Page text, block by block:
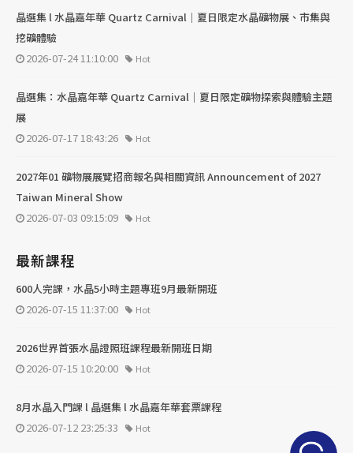
晶選集 l 水晶嘉年華 Quartz Carnival｜夏日限定水晶礦物展、市集與
挖礦體驗
2026-07-24 11:10:00
Hot
晶選集：水晶嘉年華 Quartz Carnival｜夏日限定礦物探索與體驗主題
展
2026-07-17 18:43:26
Hot
2027年01 礦物展展覽招商報名與相關資訊 Announcement of 2027
Taiwan Mineral Show
2026-07-03 09:15:09
Hot
最新課程
600人完課，水晶5小時主題專班9月最新開班
2026-07-15 11:37:00
Hot
2026世界首張水晶證照班課程最新開班日期
2026-07-15 10:20:00
Hot
8月水晶入門課 l 晶選集 l 水晶嘉年華套票課程
2026-07-12 23:25:33
Hot